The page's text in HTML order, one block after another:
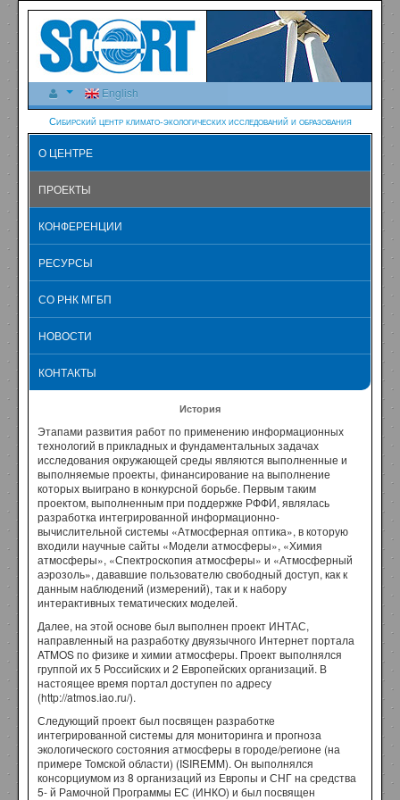
English
Сибирский центр климато-экологических исследований и образования
О ЦЕНТРЕ
ПРОЕКТЫ
КОНФЕРЕНЦИИ
РЕСУРСЫ
СО РНК МГБП
НОВОСТИ
КОНТАКТЫ
История
Этапами развития работ по применению информационных
технологий в прикладных и фундаментальных задачах
исследования окружающей среды являются выполненные и
выполняемые проекты, финансирование на выполнение
которых выиграно в конкурсной борьбе. Первым таким
проектом, выполненным при поддержке РФФИ, являлась
разработка интегрированной информационно-
вычислительной системы «Атмосферная оптика», в которую
входили научные сайты «Модели атмосферы», «Химия
атмосферы», «Спектроскопия атмосферы» и «Атмосферный
аэрозоль», дававшие пользователю свободный доступ, как к
данным наблюдений (измерений), так и к набору
интерактивных тематических моделей.
Далее, на этой основе был выполнен проект ИНТАС,
направленный на разработку двуязычного Интернет портала
ATMOS по физике и химии атмосферы. Проект выполнялся
группой их 5 Российских и 2 Европейских организаций. В
настоящее время портал доступен по адресу
(http://atmos.iao.ru/).
Следующий проект был посвящен разработке
интегрированной системы для мониторинга и прогноза
экологического состояния атмосферы в городе/регионе (на
примере Томской области) (ISIREMM). Он выполнялся
консорциумом из 8 организаций из Европы и СНГ на средства
5- й Рамочной Программы ЕС (ИНКО) и был посвящен